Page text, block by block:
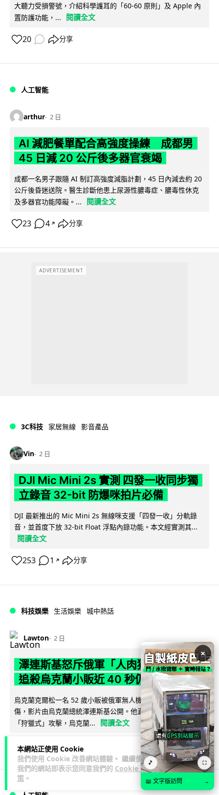
本網站正使用 Cookie
我們使用 Cookie 改善網站體驗。 繼續使用
我們的網站即表示您同意我們的 Cookie 政
策 。
大聽力受損警號，介紹科學護耳的「60-60 原則」及 Apple 內
置防護功能，...
閱讀全文
20 分享
人工智能
arthur 2 日
AI 減肥餐單配合高強度操練 成都男
45 日減 20 公斤後多器官衰竭
成都一名男子跟隨 AI 制訂高強度減脂計劃，45 日內減去約 20
公斤後昏迷送院。醫生診斷他患上尿源性膿毒症、膿毒性休克
及多器官功能障礙。...
閱讀全文
23 4 ↗ 分享
ADVERTISEMENT
3C科技 家居無線 影音產品
Vin 2 日
DJI Mic Mini 2s 實測 四發一收同步獨
立錄音 32-bit 防爆咪拍片必備
DJI 最新推出的 Mic Mini 2s 無線咪支援「四發一收」分軌錄
音，並首度下放 32-bit Float 浮點內錄功能。本文經實測其...
閱讀全文
253 1 ↗ 分享
科技娛樂 生活娛樂 城中熱話
Lawton 2 日
澤連斯基怒斥俄軍「人肉狩獵」 無人機
追殺烏克蘭小販近 40 秒仍被炸傷
烏克蘭克爾松一名 52 歲小販被俄軍無人機追擊近 40 秒後被炸
傷，影片由烏克蘭總統澤連斯基公開。他直斥俄軍對平民進行
「狩獵式」攻擊，烏克蘭...
閱讀全文
133 41 分享
×
🎵 ⛶
📖 文字版訪問 →